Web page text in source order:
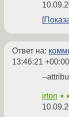
Ответ на:
13:46:21 +00:00
--
irton